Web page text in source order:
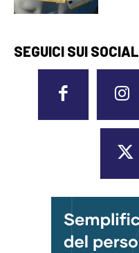
SEGUICI SUI SOCIAL